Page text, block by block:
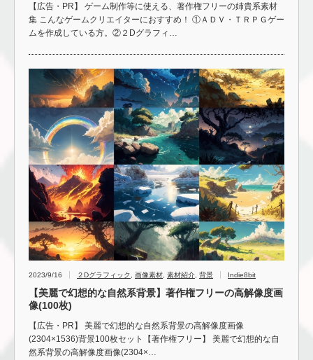
【広告・PR】 ゲーム制作等に使える、著作権フリーの姉貴系素材
集 こんなゲームクリエイターにおすすめ！ ①ＡＤＶ・ＴＲＰＧゲー
ムを作成している方。②２Dグラフィ…
2023/9/16 ２Dグラフィック 画像素材 素材紹介 背景 Indie8bit
【美麗で幻想的な自然系背景】著作権フリーの高解像度画
像(100枚)
【広告・PR】 美麗で幻想的な自然系背景の高解像度画像
(2304×1536)背景100枚セット【著作権フリー】 美麗で幻想的な自
然系背景の高解像度画像(2304×…